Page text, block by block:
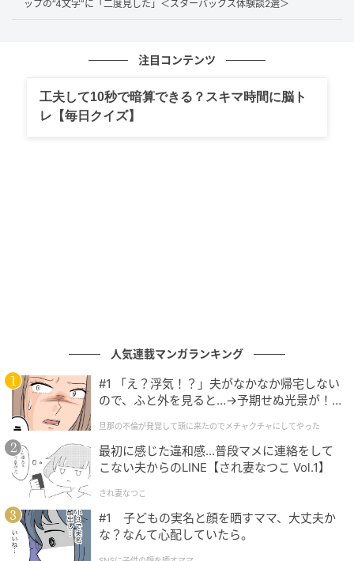
く、とても機転が利く顧客対応をされる方だと感じて
た。フライト中はとてもお忙しくされていたので、飛
とだけ声をかけました」とのことでした。
飛行機に乗ったら、素晴らしいCAさんに出会った」に
ついてThreadsに投稿したところ、「凄すぎる」「頭
の中の構造を知りたい」と注目を集めました。
投稿者さんは、いったいどんなCAさんに出会ったので
しょうか？
りこ（@riko.spain）2026年2月11日
この前、ドイツの飛行機に乗ったら
ップの“4文字”に「二度見した」＜スターバックス体験談2選＞
注目コンテンツ
工夫して10秒で暗算できる？スキマ時間に脳ト
レ【毎日クイズ】
人気連載マンガランキング
#1 「え？浮気！？」夫がなかなか帰宅しない
ので、ふと外を見ると…→予期せぬ光景が！
クチャにしてやった
旦那の不倫が発覚して頭に来たのでメチャクチャにしてやった
最初に感じた違和感…普段マメに連絡をして
こない夫からのLINE【され妻なつこ Vol.1】
され妻なつこ
#1 子どもの実名と顔を晒すママ、大丈夫か
な？なんて心配していたら。